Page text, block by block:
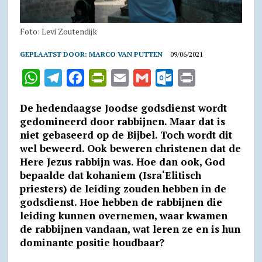
Foto: Levi Zoutendijk
GEPLAATST DOOR: MARCO VAN PUTTEN 09/06/2021
W
a
s
A
p
p
T
l
e
g
r
a
m
c
e
b
o
o
k
i
n
t
F
r
i
e
n
a
i
l
a
i
l
t
l
o
o
k
.
c
o
i
n
t
De hedendaagse Joodse godsdienst wordt
gedomineerd door rabbijnen. Maar dat is
niet gebaseerd op de Bijbel. Toch wordt dit
wel beweerd. Ook beweren christenen dat de
Here Jezus rabbijn was. Hoe dan ook, God
bepaalde dat kohaniem (Isra‘Elitisch
priesters) de leiding zouden hebben in de
godsdienst. Hoe hebben de rabbijnen die
leiding kunnen overnemen, waar kwamen
de rabbijnen vandaan, wat leren ze en is hun
dominante positie houdbaar?